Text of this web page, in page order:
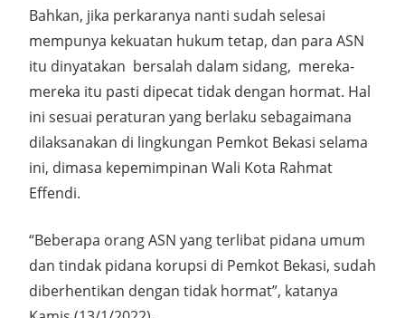
Bahkan, jika perkaranya nanti sudah selesai
mempunya kekuatan hukum tetap, dan para ASN
itu dinyatakan bersalah dalam sidang, mereka-
mereka itu pasti dipecat tidak dengan hormat. Hal
ini sesuai peraturan yang berlaku sebagaimana
dilaksanakan di lingkungan Pemkot Bekasi selama
ini, dimasa kepemimpinan Wali Kota Rahmat
Effendi.
“Beberapa orang ASN yang terlibat pidana umum
dan tindak pidana korupsi di Pemkot Bekasi, sudah
diberhentikan dengan tidak hormat”, katanya